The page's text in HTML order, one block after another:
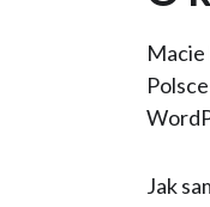
Macie
Jak